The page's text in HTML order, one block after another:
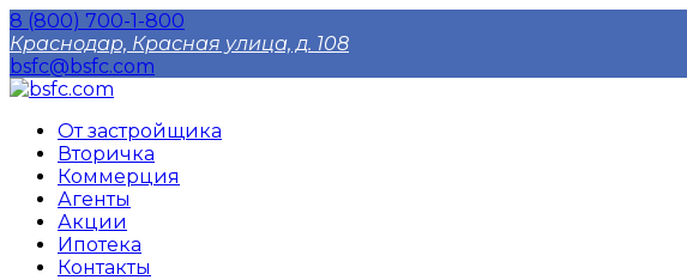
8 (800) 700-1-800
Краснодар, Красная улица, д. 108
bsfc@bsfc.com
От застройщика
Вторичка
Коммерция
Агенты
Акции
Ипотека
Контакты